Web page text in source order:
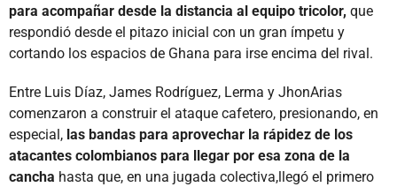
para acompañar desde la distancia al equipo tricolor, que
respondió desde el pitazo inicial con un gran ímpetu y
cortando los espacios de Ghana para irse encima del rival.
Entre Luis Díaz, James Rodríguez, Lerma y JhonArias
comenzaron a construir el ataque cafetero, presionando, en
especial, las bandas para aprovechar la rápidez de los
atacantes colombianos para llegar por esa zona de la
cancha hasta que, en una jugada colectiva,llegó el primero